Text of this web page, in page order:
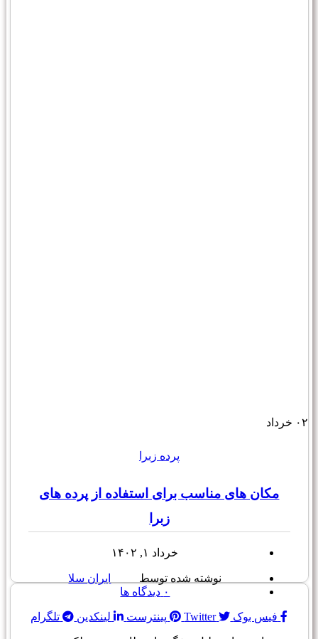
۰۲ خرداد
پرده زبرا
مکان های مناسب برای استفاده از پرده های
زبرا
خرداد ۱, ۱۴۰۲
نوشته شده توسط
ایران سلا
۰ دیدگاه ها
فیس بوک Twitter پینترست لینکدین تلگرام